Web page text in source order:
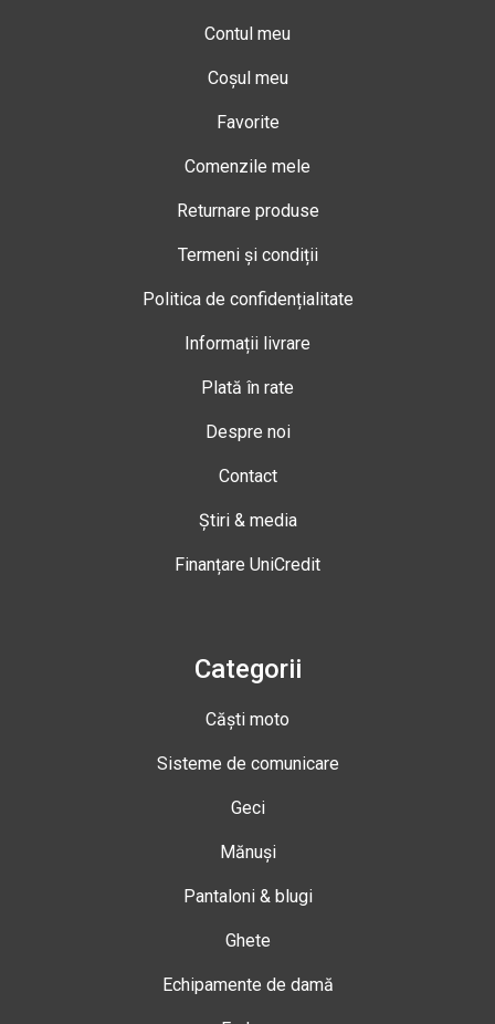
Contul meu
Coșul meu
Favorite
Comenzile mele
Returnare produse
Termeni și condiții
Politica de confidențialitate
Informații livrare
Plată în rate
Despre noi
Contact
Știri & media
Finanțare UniCredit
Categorii
Căști moto
Sisteme de comunicare
Geci
Mănuși
Pantaloni & blugi
Ghete
Echipamente de damă